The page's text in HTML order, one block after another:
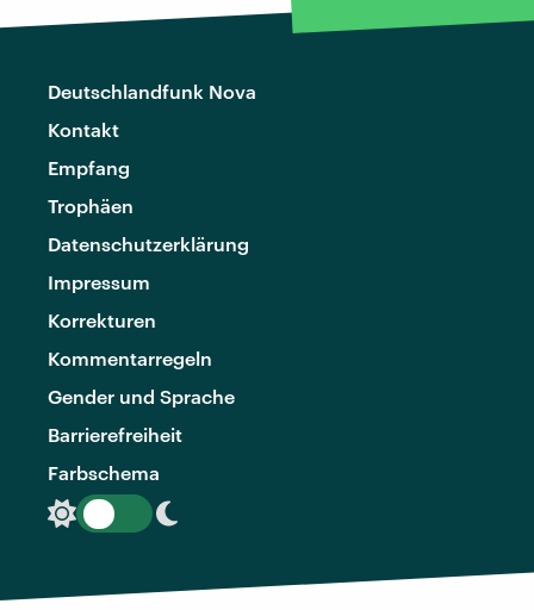
Deutschlandfunk Nova
Kontakt
Empfang
Trophäen
Datenschutzerklärung
Impressum
Korrekturen
Kommentarregeln
Gender und Sprache
Barrierefreiheit
Farbschema